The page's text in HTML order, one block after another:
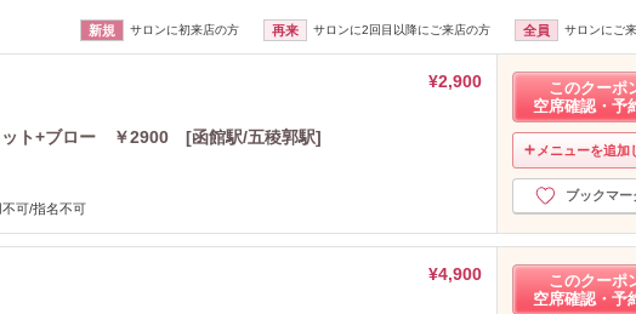
新規 サロンに初来店の方 再来 サロンに2回目以降にご来店の方 全員 サロンにご
¥2,900
ト+ブロー ￥2900 [函館駅/五稜郭駅]
可/指名不可
このクーポ
空席確認・予
メニューを追加
ブックマー
¥4,900
このクーポ
空席確認・予